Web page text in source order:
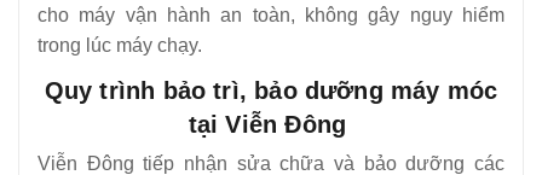
cho máy vận hành an toàn, không gây nguy hiểm
trong lúc máy chạy.
Quy trình bảo trì, bảo dưỡng máy móc
tại Viễn Đông
Viễn Đông tiếp nhận sửa chữa và bảo dưỡng các